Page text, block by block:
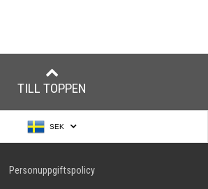
TILL TOPPEN
SEK
Personuppgiftspolicy